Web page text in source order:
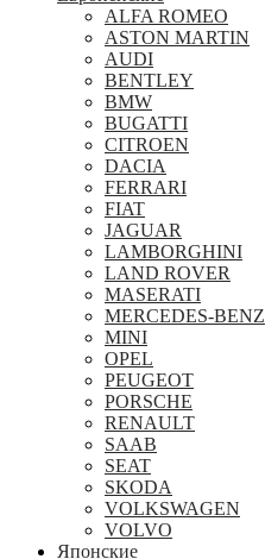
ALFA ROMEO
ASTON MARTIN
AUDI
BENTLEY
BMW
BUGATTI
CITROEN
DACIA
FERRARI
FIAT
JAGUAR
LAMBORGHINI
LAND ROVER
MASERATI
MERCEDES-BENZ
MINI
OPEL
PEUGEOT
PORSCHE
RENAULT
SAAB
SEAT
SKODA
VOLKSWAGEN
VOLVO
Японские